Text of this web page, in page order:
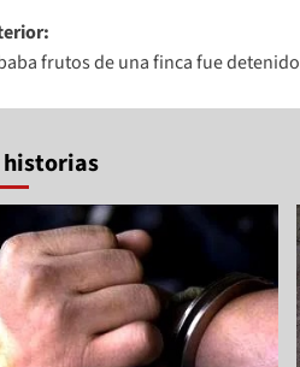
frutos de una finca fue detenido
historias